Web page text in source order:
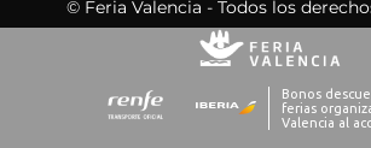
© Feria Valencia - Todos los